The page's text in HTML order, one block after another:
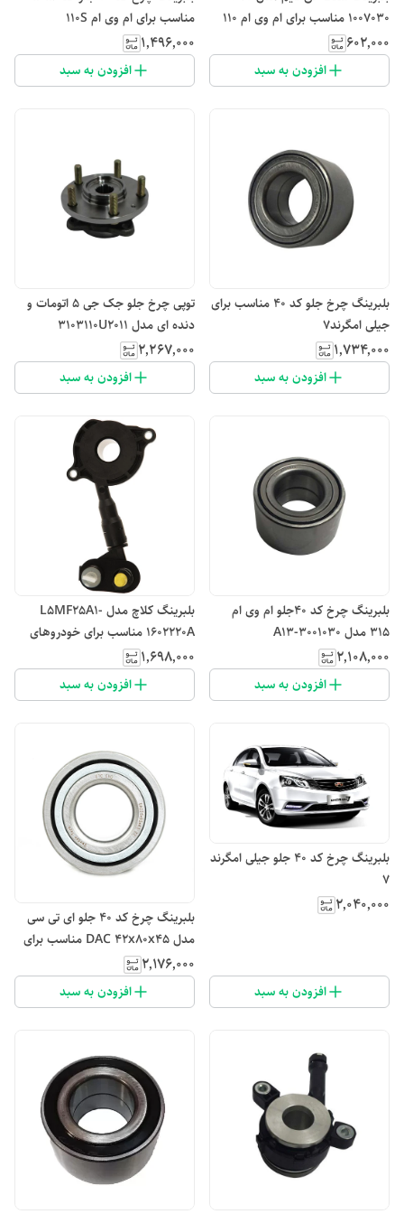
1007030 مناسب برای ام وی ام 110
۶۰۲٬۰۰۰
افزودن به سبد
مناسب برای ام وی ام 110S
۱٬۴۹۶٬۰۰۰
افزودن به سبد
بلبرینگ چرخ جلو کد ۴۰ مناسب برای
جیلی امگرند7
۱٬۷۳۴٬۰۰۰
افزودن به سبد
توپی چرخ جلو جک جی 5 اتومات و
دنده ای مدل 3103110U2011
۲٬۲۶۷٬۰۰۰
افزودن به سبد
بلبرینگ چرخ کد ۴۰جلو ام وی ام
315 مدل A13-3001030
۲٬۱۰۸٬۰۰۰
افزودن به سبد
بلبرینگ کلاچ مدل L5MF25A1-
1602220A مناسب برای خودروهای
لیفان
۱٬۶۹۸٬۰۰۰
افزودن به سبد
بلبرینگ چرخ کد ۴۰ جلو جیلی امگرند
۷
۲٬۰۴۰٬۰۰۰
افزودن به سبد
بلبرینگ چرخ کد ۴۰ جلو ای تی سی
مدل DAC 42x80x45 مناسب برای
MVM X33
۲٬۱۷۶٬۰۰۰
افزودن به سبد